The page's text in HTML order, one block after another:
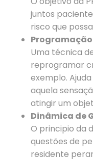
juntos
risco que
Uma técnica
reprogramar
exemplo.
aquela
atingir um
Dinâmica de
O principio da
questões de
residente